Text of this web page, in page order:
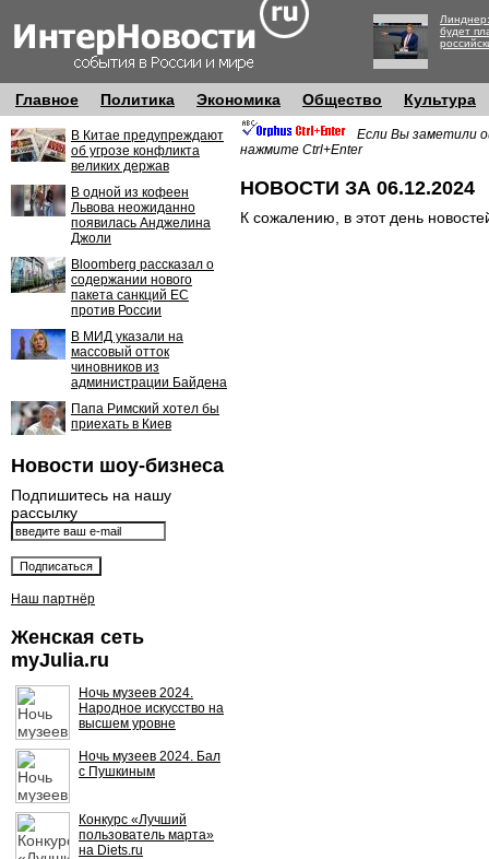
будет
Главное Политика Экономика Общество Культура
В Китае предупреждают
об угрозе конфликта
великих держав
В одной из кофеен
Львова неожиданно
появилась Анджелина
Джоли
Bloomberg рассказал о
содержании нового
пакета санкций ЕС
против России
В МИД указали на
массовый отток
чиновников из
администрации Байдена
Папа Римский хотел бы
приехать в Киев
Новости шоу-бизнеса
Подпишитесь на нашу
рассылку
Наш партнёр
Женская сеть
myJulia.ru
Ночь музеев 2024.
Народное искусство на
высшем уровне
Ночь музеев 2024. Бал
с Пушкиным
Конкурс «Лучший
пользователь марта»
на Diets.ru
Если Вы заметили
нажмите Ctrl+Enter
НОВОСТИ ЗА 06.12.2024
К сожалению, в этот день